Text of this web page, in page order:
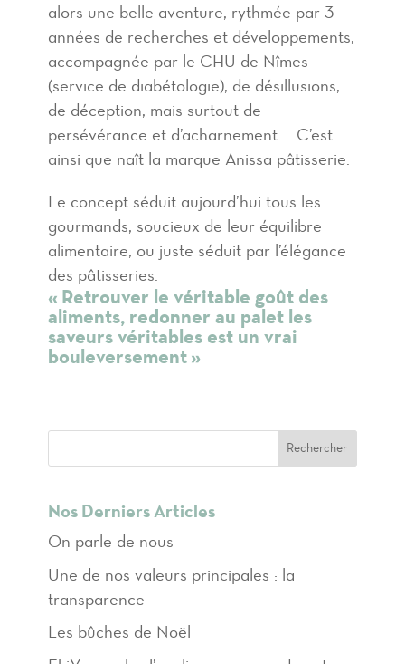
alors une belle aventure, rythmée par 3
années de recherches et développements,
accompagnée par le CHU de Nîmes
(service de diabétologie), de désillusions,
de déception, mais surtout de
persévérance et d’acharnement…. C’est
ainsi que naît la marque Anissa pâtisserie.
Le concept séduit aujourd’hui tous les
gourmands, soucieux de leur équilibre
alimentaire, ou juste séduit par l’élégance
des pâtisseries.
« Retrouver le véritable goût des
aliments, redonner au palet les
saveurs véritables est un vrai
bouleversement »
Rechercher
Nos Derniers Articles
On parle de nous
Une de nos valeurs principales : la
transparence
Les bûches de Noël